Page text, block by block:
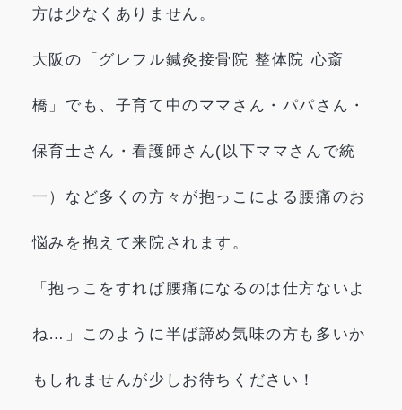
方は少なくありません。
大阪の「グレフル鍼灸接骨院 整体院 心斎
橋」でも、子育て中のママさん・パパさん・
保育士さん・看護師さん(以下ママさんで統
一）など多くの方々が抱っこによる腰痛のお
悩みを抱えて来院されます。
「抱っこをすれば腰痛になるのは仕方ないよ
ね…」このように半ば諦め気味の方も多いか
もしれませんが少しお待ちください！